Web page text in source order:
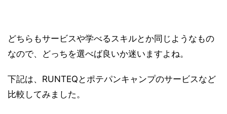
どちらもサービスや学べるスキルとか同じようなもの
なので、どっちを選べば良いか迷いますよね。
下記は、RUNTEQとポテパンキャンプのサービスなど
比較してみました。